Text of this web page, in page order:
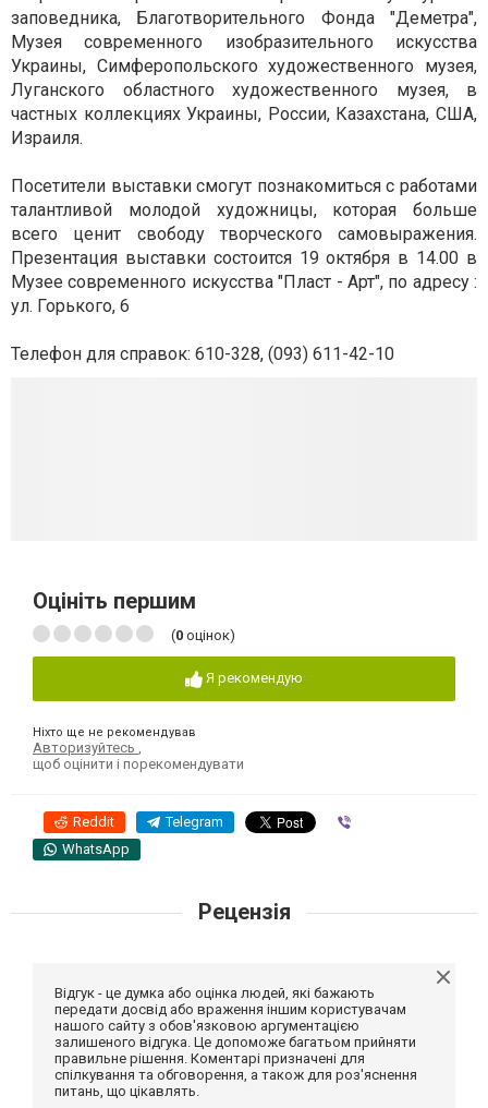
заповедника, Благотворительного Фонда "Деметра",
Музея современного изобразительного искусства
Украины, Симферопольского художественного музея,
Луганского областного художественного музея, в
частных коллекциях Украины, России, Казахстана, США,
Израиля.
Посетители выставки смогут познакомиться с работами
талантливой молодой художницы, которая больше
всего ценит свободу творческого самовыражения.
Презентация выставки состоится 19 октября в 14.00 в
Музее современного искусства "Пласт - Арт", по адресу :
ул. Горького, 6
Телефон для справок: 610-328, (093) 611-42-10
Оцініть першим
(0 оцінок)
Я рекомендую
Ніхто ще не рекомендував
Авторизуйтесь
щоб оцінити і порекомендувати
Reddit Telegram
WhatsApp
Рецензія
Відгук - це думка або оцінка людей, які бажають
передати досвід або враження іншим користувачам
нашого сайту з обов'язковою аргументацією
залишеного відгука. Це допоможе багатьом прийняти
правильне рішення. Коментарі призначені для
спілкування та обговорення, а також для роз'яснення
питань, що цікавлять.